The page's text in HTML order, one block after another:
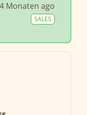
4 Monaten ago
SALES